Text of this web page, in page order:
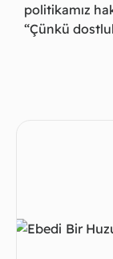
politikamız
“Çünkü